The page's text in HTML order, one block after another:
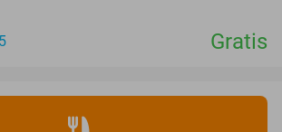
Gratis